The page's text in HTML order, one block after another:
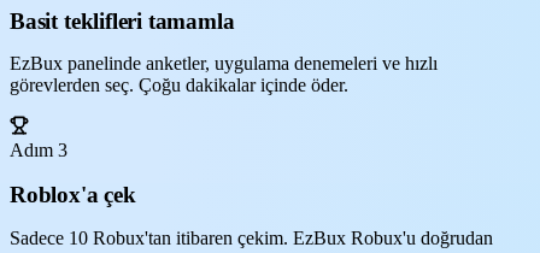
Basit teklifleri tamamla
EzBux panelinde anketler, uygulama denemeleri ve hızlı
görevlerden seç. Çoğu dakikalar içinde öder.
Adım 3
Roblox'a çek
Sadece 10 Robux'tan itibaren çekim. EzBux Robux'u doğrudan